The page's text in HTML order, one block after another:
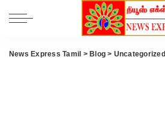
News Express Tamil > Blog > Uncategorized